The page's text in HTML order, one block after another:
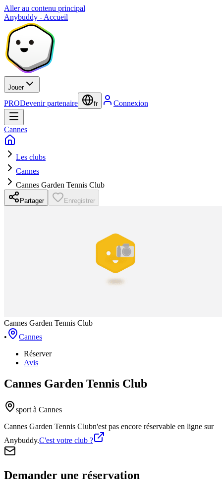
Aller au contenu principal
Anybuddy - Accueil
Jouer
PRODevenir partenaire fr Connexion
Cannes
Les clubs
Cannes
Cannes Garden Tennis Club
Partager Enregistrer
Cannes Garden Tennis Club
•
Cannes
Réserver
Avis
Cannes Garden Tennis Club
sport à Cannes
Cannes Garden Tennis Clubn'est pas encore réservable en ligne sur
Anybuddy.C'est votre club ?
Demander une réservation